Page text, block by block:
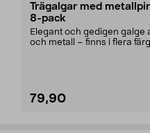
Trägalgar med
8-pack
Elegant och gedigen galge
och metall – finns i flera
79,90